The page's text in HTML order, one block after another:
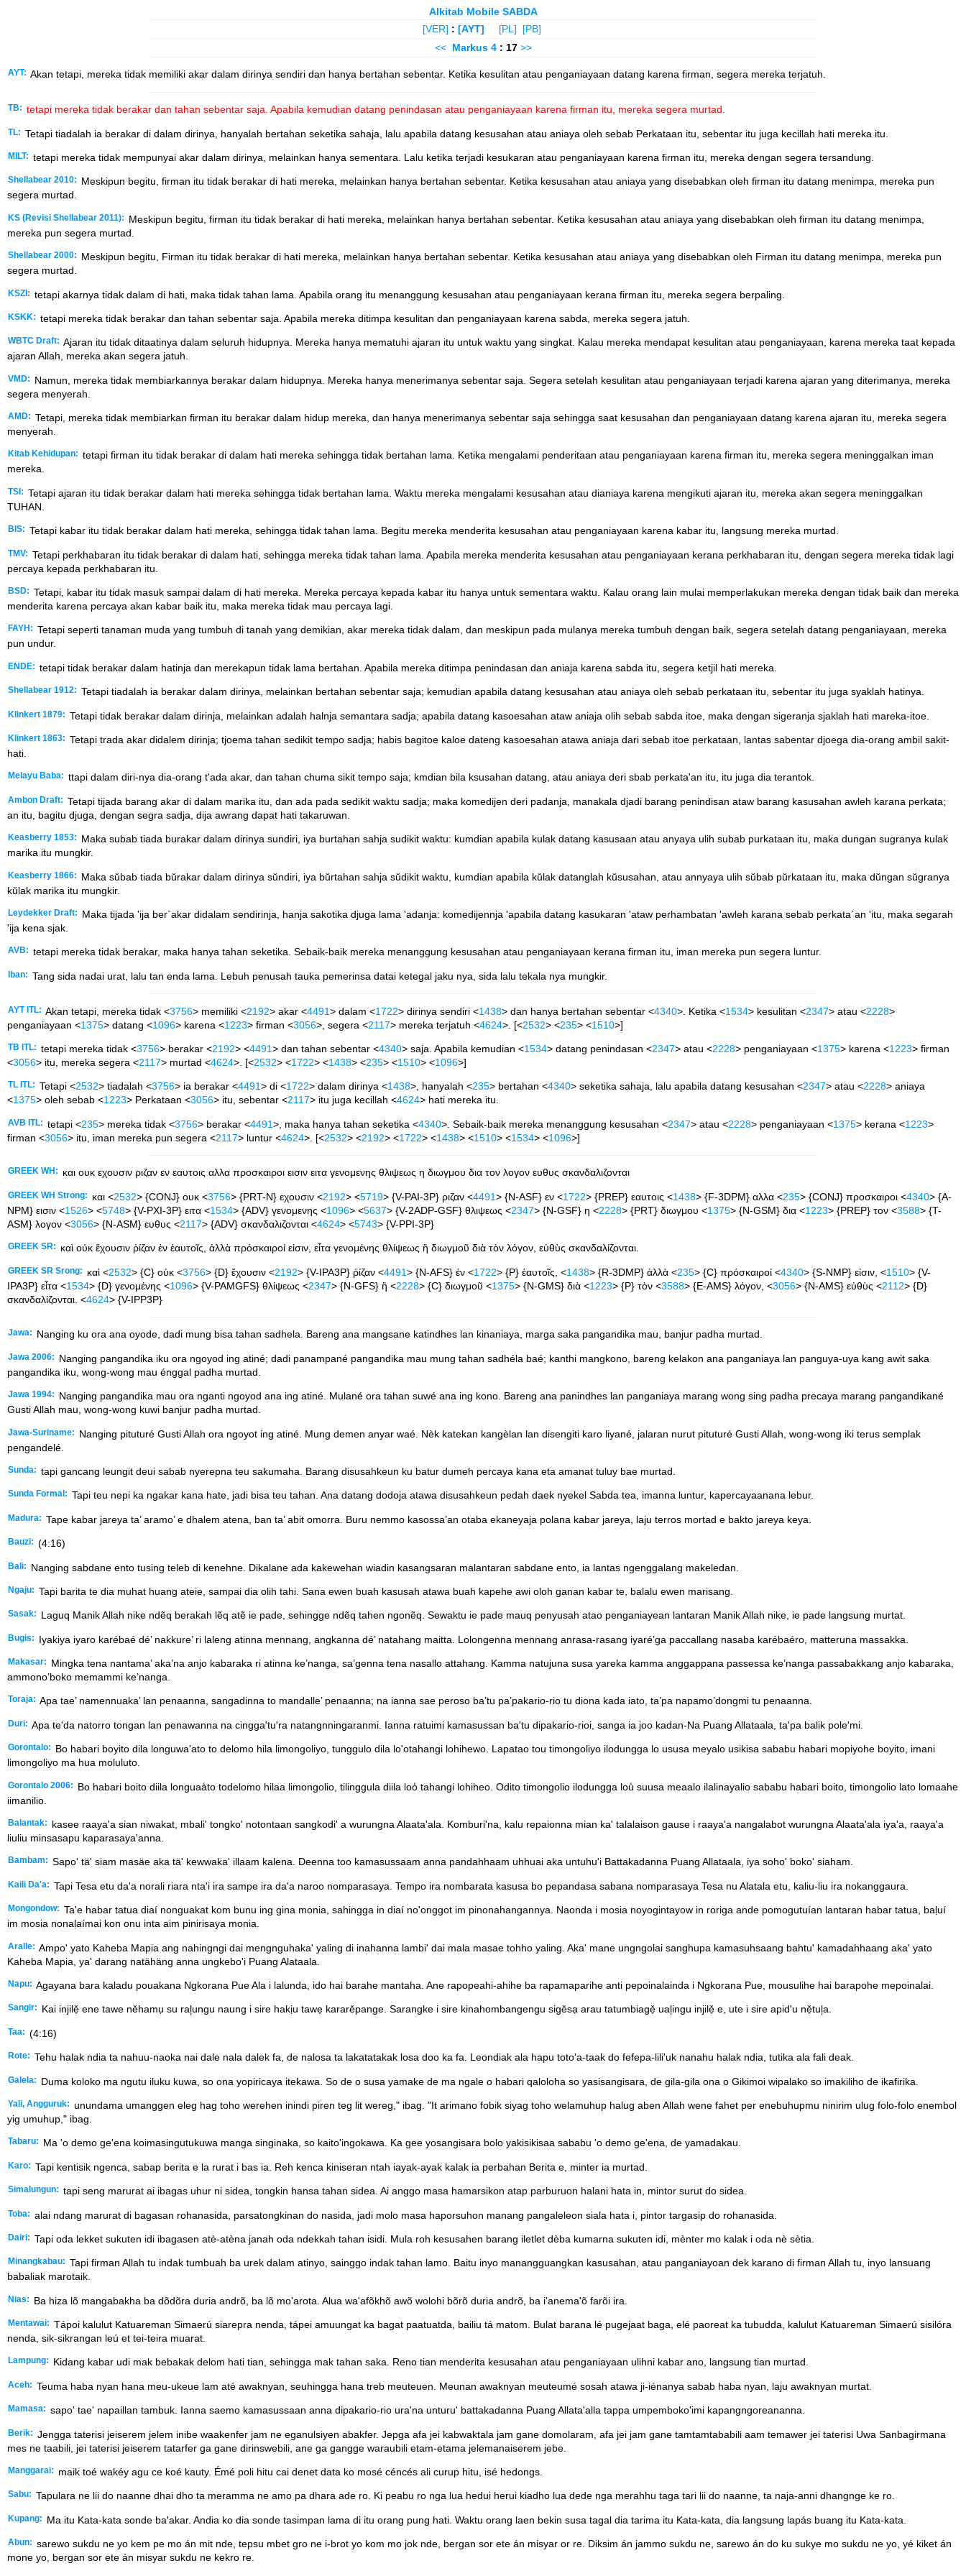
Alkitab Mobile SABDA
[VER] : [AYT] [PL]
[PB]
<< Markus 4 : 17 >>
AYT: Akan tetapi, mereka tidak memiliki akar dalam dirinya sendiri dan hanya bertahan sebentar. Ketika kesulitan atau penganiayaan datang karena firman, segera mereka terjatuh.
TB: tetapi mereka tidak berakar dan tahan sebentar saja. Apabila kemudian datang penindasan atau penganiayaan karena firman itu, mereka segera murtad.
TL: Tetapi tiadalah ia berakar di dalam dirinya, hanyalah bertahan seketika sahaja, lalu apabila datang kesusahan atau aniaya oleh sebab Perkataan itu, sebentar itu juga kecillah hati mereka itu.
MILT: tetapi mereka tidak mempunyai akar dalam dirinya, melainkan hanya sementara. Lalu ketika terjadi kesukaran atau penganiayaan karena firman itu, mereka dengan segera tersandung.
Shellabear 2010:
Meskipun begitu, firman itu tidak berakar di hati mereka, melainkan hanya bertahan sebentar. Ketika kesusahan atau aniaya yang disebabkan oleh firman itu datang menimpa, mereka pun
segera murtad.
KS (Revisi Shellabear 2011):
Meskipun begitu, firman itu tidak berakar di hati mereka, melainkan hanya bertahan sebentar. Ketika kesusahan atau aniaya yang disebabkan oleh firman itu datang menimpa,
mereka pun segera murtad.
Shellabear 2000:
Meskipun begitu, Firman itu tidak berakar di hati mereka, melainkan hanya bertahan sebentar. Ketika kesusahan atau aniaya yang disebabkan oleh Firman itu datang menimpa, mereka pun
segera murtad.
KSZI: tetapi akarnya tidak dalam di hati, maka tidak tahan lama. Apabila orang itu menanggung kesusahan atau penganiayaan kerana firman itu, mereka segera berpaling.
KSKK: tetapi mereka tidak berakar dan tahan sebentar saja. Apabila mereka ditimpa kesulitan dan penganiayaan karena sabda, mereka segera jatuh.
WBTC Draft: Ajaran itu tidak ditaatinya dalam seluruh hidupnya. Mereka hanya mematuhi ajaran itu untuk waktu yang singkat. Kalau mereka mendapat kesulitan atau penganiayaan, karena mereka taat kepada
ajaran Allah, mereka akan segera jatuh.
VMD:
Namun, mereka tidak membiarkannya berakar dalam hidupnya. Mereka hanya menerimanya sebentar saja. Segera setelah kesulitan atau penganiayaan terjadi karena ajaran yang diterimanya, mereka
segera menyerah.
AMD: Tetapi, mereka tidak membiarkan firman itu berakar dalam hidup mereka, dan hanya menerimanya sebentar saja sehingga saat kesusahan dan penganiayaan datang karena ajaran itu, mereka segera
menyerah.
Kitab Kehidupan: tetapi firman itu tidak berakar di dalam hati mereka sehingga tidak bertahan lama. Ketika mengalami penderitaan atau penganiayaan karena firman itu, mereka segera meninggalkan iman
mereka.
TSI: Tetapi ajaran itu tidak berakar dalam hati mereka sehingga tidak bertahan lama. Waktu mereka mengalami kesusahan atau dianiaya karena mengikuti ajaran itu, mereka akan segera meninggalkan
TUHAN.
BIS: Tetapi kabar itu tidak berakar dalam hati mereka, sehingga tidak tahan lama. Begitu mereka menderita kesusahan atau penganiayaan karena kabar itu, langsung mereka murtad.
TMV: Tetapi perkhabaran itu tidak berakar di dalam hati, sehingga mereka tidak tahan lama. Apabila mereka menderita kesusahan atau penganiayaan kerana perkhabaran itu, dengan segera mereka tidak lagi
percaya kepada perkhabaran itu.
BSD: Tetapi, kabar itu tidak masuk sampai dalam di hati mereka. Mereka percaya kepada kabar itu hanya untuk sementara waktu. Kalau orang lain mulai memperlakukan mereka dengan tidak baik dan mereka
menderita karena percaya akan kabar baik itu, maka mereka tidak mau percaya lagi.
FAYH: Tetapi seperti tanaman muda yang tumbuh di tanah yang demikian, akar mereka tidak dalam, dan meskipun pada mulanya mereka tumbuh dengan baik, segera setelah datang penganiayaan, mereka
pun undur.
ENDE: tetapi tidak berakar dalam hatinja dan merekapun tidak lama bertahan. Apabila mereka ditimpa penindasan dan aniaja karena sabda itu, segera ketjil hati mereka.
Shellabear 1912: Tetapi tiadalah ia berakar dalam dirinya, melainkan bertahan sebentar saja; kemudian apabila datang kesusahan atau aniaya oleh sebab perkataan itu, sebentar itu juga syaklah hatinya.
Klinkert 1879: Tetapi tidak berakar dalam dirinja, melainkan adalah halnja semantara sadja; apabila datang kasoesahan ataw aniaja olih sebab sabda itoe, maka dengan sigeranja sjaklah hati mareka-itoe.
Klinkert 1863: Tetapi trada akar didalem dirinja; tjoema tahan sedikit tempo sadja; habis bagitoe kaloe dateng kasoesahan atawa aniaja dari sebab itoe perkataan, lantas sabentar djoega dia-orang ambil sakit-
hati.
Melayu Baba: ttapi dalam diri-nya dia-orang t'ada akar, dan tahan chuma sikit tempo saja; kmdian bila ksusahan datang, atau aniaya deri sbab perkata'an itu, itu juga dia terantok.
Ambon Draft: Tetapi tijada barang akar di dalam marika itu, dan ada pada sedikit waktu sadja; maka komedijen deri padanja, manakala djadi barang penindisan ataw barang kasusahan awleh karana perkata;
an itu, bagitu djuga, dengan segra sadja, dija awrang dapat hati takaruwan.
Keasberry 1853:
Maka subab tiada burakar dalam dirinya sundiri, iya burtahan sahja sudikit waktu: kumdian apabila kulak datang kasusaan atau anyaya ulih subab purkataan itu, maka dungan sugranya kulak
marika itu mungkir.
Keasberry 1866:
Maka sŭbab tiada bŭrakar dalam dirinya sŭndiri, iya bŭrtahan sahja sŭdikit waktu, kumdian apabila kŭlak datanglah kŭsusahan, atau annyaya ulih sŭbab pŭrkataan itu, maka dŭngan sŭgranya
kŭlak marika itu mungkir.
Leydekker Draft:
Maka tijada 'ija ber`akar didalam sendirinja, hanja sakotika djuga lama 'adanja: komedijennja 'apabila datang kasukaran 'ataw perhambatan 'awleh karana sebab perkata`an 'itu, maka segarah
'ija kena sjak.
AVB: tetapi mereka tidak berakar, maka hanya tahan seketika. Sebaik-baik mereka menanggung kesusahan atau penganiayaan kerana firman itu, iman mereka pun segera luntur.
Iban: Tang sida nadai urat, lalu tan enda lama. Lebuh penusah tauka pemerinsa datai ketegal jaku nya, sida lalu tekala nya mungkir.
AYT ITL: Akan tetapi, mereka tidak <3756> memiliki <2192> akar <4491> dalam <1722> dirinya sendiri <1438> dan hanya bertahan sebentar <4340>. Ketika <1534> kesulitan <2347> atau <2228>
penganiayaan <1375> datang <1096> karena <1223> firman <3056>, segera <2117> mereka terjatuh <4624>. [<2532> <235> <1510>]
TB ITL: tetapi mereka tidak <3756> berakar <2192> <4491> dan tahan sebentar <4340> saja. Apabila kemudian <1534> datang penindasan <2347> atau <2228> penganiayaan <1375> karena <1223> firman
<3056> itu, mereka segera <2117> murtad <4624>. [<2532> <1722> <1438> <235> <1510> <1096>]
TL ITL: Tetapi <2532> tiadalah <3756> ia berakar <4491> di <1722> dalam dirinya <1438>, hanyalah <235> bertahan <4340> seketika sahaja, lalu apabila datang kesusahan <2347> atau <2228> aniaya
<1375> oleh sebab <1223> Perkataan <3056> itu, sebentar <2117> itu juga kecillah <4624> hati mereka itu.
AVB ITL: tetapi <235> mereka tidak <3756> berakar <4491>, maka hanya tahan seketika <4340>. Sebaik-baik mereka menanggung kesusahan <2347> atau <2228> penganiayaan <1375> kerana <1223>
firman <3056> itu, iman mereka pun segera <2117> luntur <4624>. [<2532> <2192> <1722> <1438> <1510> <1534> <1096>]
GREEK WH: και ουκ εχουσιν ριζαν εν εαυτοις αλλα προσκαιροι εισιν ειτα γενομενης θλιψεως η διωγμου δια τον λογον ευθυς σκανδαλιζονται
GREEK WH Strong: και <2532> {CONJ} ουκ <3756> {PRT-N} εχουσιν <2192> <5719> {V-PAI-3P} ριζαν <4491> {N-ASF} εν <1722> {PREP} εαυτοις <1438> {F-3DPM} αλλα <235> {CONJ} προσκαιροι <4340> {A-
NPM} εισιν <1526> <5748> {V-PXI-3P} ειτα <1534> {ADV} γενομενης <1096> <5637> {V-2ADP-GSF} θλιψεως <2347> {N-GSF} η <2228> {PRT} διωγμου <1375> {N-GSM} δια <1223> {PREP} τον <3588> {T-
ASM} λογον <3056> {N-ASM} ευθυς <2117> {ADV} σκανδαλιζονται <4624> <5743> {V-PPI-3P}
GREEK SR: καὶ οὐκ ἔχουσιν ῥίζαν ἐν ἑαυτοῖς, ἀλλὰ πρόσκαιροί εἰσιν, εἶτα γενομένης θλίψεως ἢ διωγμοῦ διὰ τὸν λόγον, εὐθὺς σκανδαλίζονται.
GREEK SR Srong: καὶ <2532> {C} οὐκ <3756> {D} ἔχουσιν <2192> {V-IPA3P} ῥίζαν <4491> {N-AFS} ἐν <1722> {P} ἑαυτοῖς, <1438> {R-3DMP} ἀλλὰ <235> {C} πρόσκαιροί <4340> {S-NMP} εἰσιν, <1510> {V-
IPA3P} εἶτα <1534> {D} γενομένης <1096> {V-PAMGFS} θλίψεως <2347> {N-GFS} ἢ <2228> {C} διωγμοῦ <1375> {N-GMS} διὰ <1223> {P} τὸν <3588> {E-AMS} λόγον, <3056> {N-AMS} εὐθὺς <2112> {D}
σκανδαλίζονται. <4624> {V-IPP3P}
Jawa: Nanging ku ora ana oyode, dadi mung bisa tahan sadhela. Bareng ana mangsane katindhes lan kinaniaya, marga saka pangandika mau, banjur padha murtad.
Jawa 2006:
Nanging pangandika iku ora ngoyod ing atiné; dadi panampané pangandika mau mung tahan sadhéla baé; kanthi mangkono, bareng kelakon ana panganiaya lan panguya-uya kang awit saka
pangandika iku, wong-wong mau énggal padha murtad.
Jawa 1994:
Nanging pangandika mau ora nganti ngoyod ana ing atiné. Mulané ora tahan suwé ana ing kono. Bareng ana panindhes lan panganiaya marang wong sing padha precaya marang pangandikané
Gusti Allah mau, wong-wong kuwi banjur padha murtad.
Jawa-Suriname:
Nanging pituturé Gusti Allah ora ngoyot ing atiné. Mung demen anyar waé. Nèk katekan kangèlan lan disengiti karo liyané, jalaran nurut pituturé Gusti Allah, wong-wong iki terus semplak
pengandelé.
Sunda: tapi gancang leungit deui sabab nyerepna teu sakumaha. Barang disusahkeun ku batur dumeh percaya kana eta amanat tuluy bae murtad.
Sunda Formal: Tapi teu nepi ka ngakar kana hate, jadi bisa teu tahan. Ana datang dodoja atawa disusahkeun pedah daek nyekel Sabda tea, imanna luntur, kapercayaanana lebur.
Madura: Tape kabar jareya ta’ aramo’ e dhalem atena, ban ta’ abit omorra. Buru nemmo kasossa’an otaba ekaneyaja polana kabar jareya, laju terros mortad e bakto jareya keya.
Bauzi: (4:16)
Bali: Nanging sabdane ento tusing teleb di kenehne. Dikalane ada kakewehan wiadin kasangsaran malantaran sabdane ento, ia lantas ngenggalang makeledan.
Ngaju: Tapi barita te dia muhat huang ateie, sampai dia olih tahi. Sana ewen buah kasusah atawa buah kapehe awi oloh ganan kabar te, balalu ewen marisang.
Sasak: Laguq Manik Allah nike ndẽq berakah lẽq atẽ ie pade, sehingge ndẽq tahen ngonẽq. Sewaktu ie pade mauq penyusah atao penganiayean lantaran Manik Allah nike, ie pade langsung murtat.
Bugis: Iyakiya iyaro karébaé dé’ nakkure’ ri laleng atinna mennang, angkanna dé’ natahang maitta. Lolongenna mennang anrasa-rasang iyaré’ga paccallang nasaba karébaéro, matteruna massakka.
Makasar:
Mingka tena nantama’ aka’na anjo kabaraka ri atinna ke’nanga, sa’genna tena nasallo attahang. Kamma natujuna susa yareka kamma anggappana passessa ke’nanga passabakkang anjo kabaraka,
ammono’boko memammi ke’nanga.
Toraja: Apa tae’ namennuaka’ lan penaanna, sangadinna to mandalle’ penaanna; na ianna sae peroso ba’tu pa’pakario-rio tu diona kada iato, ta’pa napamo’dongmi tu penaanna.
Duri: Apa te'da natorro tongan lan penawanna na cingga'tu'ra natangnningaranmi. Ianna ratuimi kamasussan ba'tu dipakario-rioi, sanga ia joo kadan-Na Puang Allataala, ta'pa balik pole'mi.
Gorontalo:
Bo habari boyito dila longuwa'ato to delomo hila limongoliyo, tunggulo dila lo'otahangi lohihewo. Lapatao tou timongoliyo ilodungga lo ususa meyalo usikisa sababu habari mopiyohe boyito, imani
limongoliyo ma hua moluluto.
Gorontalo 2006:
Bo habari boito diila longuaa̒to todelomo hilaa limongolio, tilinggula diila loo̒ tahangi lohiheo. Odito timongolio ilodungga lou̒ suusa meaalo ilalinayalio sababu habari boito, timongolio lato lomaahe
iimanilio.
Balantak:
kasee raaya'a sian niwakat, mbali' tongko' notontaan sangkodi' a wurungna Alaata'ala. Komburi'na, kalu repaionna mian ka' talalaison gause i raaya'a nangalabot wurungna Alaata'ala iya'a, raaya'a
liuliu minsasapu kaparasaya'anna.
Bambam: Sapo' tä' siam masäe aka tä' kewwaka' illaam kalena. Deenna too kamasussaam anna pandahhaam uhhuai aka untuhu'i Battakadanna Puang Allataala, iya soho' boko' siaham.
Kaili Da'a: Tapi Tesa etu da'a norali riara nta'i ira sampe ira da'a naroo nomparasaya. Tempo ira nombarata kasusa bo pepandasa sabana nomparasaya Tesa nu Alatala etu, kaliu-liu ira nokanggaura.
Mongondow: Ta'e habar tatua diaí nonguakat kom bunu ing gina monia, sahingga in diaí no'onggot im pinonahangannya. Naonda i mosia noyogintayow in roriga ande pomogutuían lantaran habar tatua, baḷuí
im mosia nonaḷaímai kon onu inta aim pinirisaya monia.
Aralle: Ampo' yato Kaheba Mapia ang nahingngi dai mengnguhaka' yaling di inahanna lambi' dai mala masae tohho yaling. Aka' mane ungngolai sanghupa kamasuhsaang bahtu' kamadahhaang aka' yato
Kaheba Mapia, ya' darang natähäng anna ungkebo'i Puang Alataala.
Napu: Agayana bara kaladu pouakana Ngkorana Pue Ala i lalunda, ido hai barahe mantaha. Ane rapopeahi-ahihe ba rapamaparihe anti pepoinalainda i Ngkorana Pue, mousulihe hai barapohe mepoinalai.
Sangir: Kai injilẹ̌ ene tawe něhamụ su ral᷊ungu naung i sire hakịu tawẹ kararěpange. Sarangke i sire kinahombangengu sigěsạ arau tatumbiagẹ̌ ual᷊ingu injilẹ̌ e, ute i sire apid'u nẹ̌tul᷊a.
Taa: (4:16)
Rote: Tehu halak ndia ta nahuu-naoka nai dale nala dalek fa, de nalosa ta lakatatakak losa doo ka fa. Leondiak ala hapu toto'a-taak do fefepa-lili'uk nanahu halak ndia, tutika ala fali deak.
Galela: Duma koloko ma ngutu iluku kuwa, so ona yopiricaya itekawa. So de o susa yamake de ma ngale o habari qaloloha so yasisangisara, de gila-gila ona o Gikimoi wipalako so imakiliho de ikafirika.
Yali, Angguruk: unundama umanggen eleg hag toho werehen inindi piren teg lit wereg," ibag. "It arimano fobik siyag toho welamuhup halug aben Allah wene fahet per enebuhupmu ninirim ulug folo-folo enembol
yig umuhup," ibag.
Tabaru: Ma 'o demo ge'ena koimasingutukuwa manga singinaka, so kaito'ingokawa. Ka gee yosangisara bolo yakisikisaa sababu 'o demo ge'ena, de yamadakau.
Karo: Tapi kentisik ngenca, sabap berita e la rurat i bas ia. Reh kenca kiniseran ntah iayak-ayak kalak ia perbahan Berita e, minter ia murtad.
Simalungun: tapi seng marurat ai ibagas uhur ni sidea, tongkin hansa tahan sidea. Ai anggo masa hamarsikon atap parburuon halani hata in, mintor surut do sidea.
Toba: alai ndang marurat di bagasan rohanasida, parsatongkinan do nasida, jadi molo masa haporsuhon manang pangaleleon siala hata i, pintor targasip do rohanasida.
Dairi: Tapi oda lekket sukuten idi ibagasen atè-atèna janah oda ndekkah tahan isidi. Mula roh kesusahen barang iletlet dèba kumarna sukuten idi, mènter mo kalak i oda nè sètia.
Minangkabau: Tapi firman Allah tu indak tumbuah ba urek dalam atinyo, sainggo indak tahan lamo. Baitu inyo manangguangkan kasusahan, atau panganiayoan dek karano di firman Allah tu, inyo lansuang
babaliak marotaik.
Nias: Ba hiza lõ mangabakha ba dõdõra duria andrõ, ba lõ mo'arota. Alua wa'afõkhõ awõ wolohi bõrõ duria andrõ, ba i'anema'õ farõi ira.
Mentawai: Tápoi kalulut Katuareman Simaerú siarepra nenda, tápei amuungat ka bagat paatuatda, bailiu tá matom. Bulat barana lé pugejaat baga, elé paoreat ka tubudda, kalulut Katuareman Simaerú sisilóra
nenda, sik-sikrangan leú et tei-teira muarat.
Lampung: Kidang kabar udi mak bebakak delom hati tian, sehingga mak tahan saka. Reno tian menderita kesusahan atau penganiayaan ulihni kabar ano, langsung tian murtad.
Aceh: Teuma haba nyan hana meu-ukeue lam até awaknyan, seuhingga hana treb meuteuen. Meunan awaknyan meuteumé sosah atawa ji-iénanya sabab haba nyan, laju awaknyan murtat.
Mamasa: sapo' tae' napaillan tambuk. Ianna saemo kamasussaan anna dipakario-rio ura'na unturu' battakadanna Puang Allata'alla tappa umpemboko'imi kapangngoreananna.
Berik: Jengga taterisi jeiserem jelem inibe waakenfer jam ne eganulsiyen abakfer. Jepga afa jei kabwaktala jam gane domolaram, afa jei jam gane tamtamtababili aam temawer jei taterisi Uwa Sanbagirmana
mes ne taabili, jei taterisi jeiserem tatarfer ga gane dirinswebili, ane ga gangge waraubili etam-etama jelemanaiserem jebe.
Manggarai: maik toé wakéy agu ce koé kauty. Émé poli hitu cai denet data ko mosé céncés ali curup hitu, isé hedongs.
Sabu: Tapulara ne lii do naanne dhai dho ta meramma ne amo pa dhara ade ro. Ki peabu ro nga lua hedui herui kiadho lua dede nga merahhu taga tari lii do naanne, ta naja-anni dhangnge ke ro.
Kupang: Ma itu Kata-kata sonde baꞌakar. Andia ko dia sonde tasimpan lama di itu orang pung hati. Waktu orang laen bekin susa tagal dia tarima itu Kata-kata, dia langsung lapás buang itu Kata-kata.
Abun: sarewo sukdu ne yo kem pe mo án mit nde, tepsu mbet gro ne i-brot yo kom mo jok nde, bergan sor ete án misyar or re. Diksim án jammo sukdu ne, sarewo án do ku sukye mo sukdu ne yo, yé kiket án
mone yo, bergan sor ete án misyar sukdu ne kekro re.